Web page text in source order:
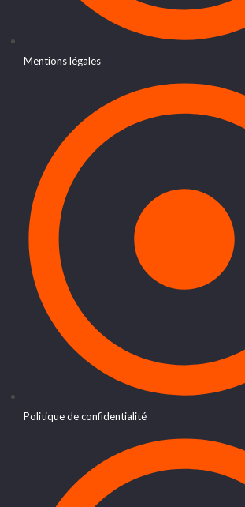
Mentions légales
Politique de confidentialité